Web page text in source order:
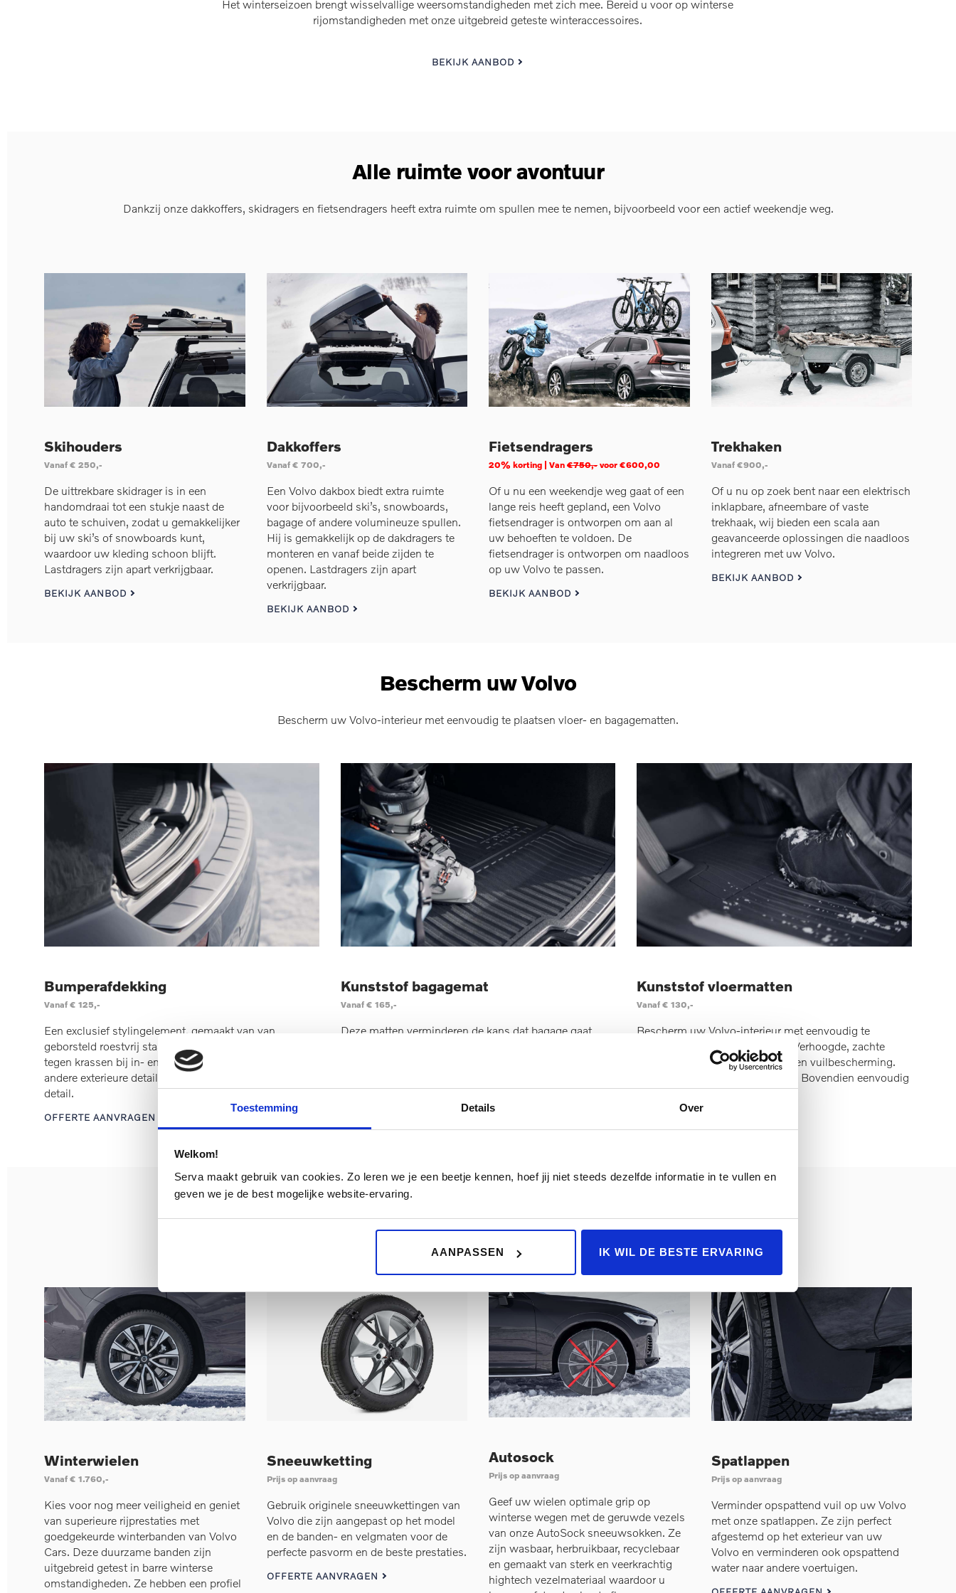
Toestemming Details Over
Welkom!
Serva maakt gebruik van cookies. Zo leren we je een beetje kennen, hoef jij niet steeds dezelfde informatie in te vullen en
geven we je de best mogelijke website-ervaring.
AANPASSEN IK WIL DE BESTE ERVARING
Het winterseizoen brengt wisselvallige weersomstandigheden met zich mee. Bereid u voor op winterse
rijomstandigheden met onze uitgebreid geteste winteraccessoires.
BEKIJK AANBOD
Alle ruimte voor avontuur
Dankzij onze dakkoffers, skidragers en fietsendragers heeft extra ruimte om spullen mee te nemen, bijvoorbeeld voor een actief weekendje weg.
Skihouders
Vanaf € 250,-
De uittrekbare skidrager is in een
handomdraai tot een stukje naast de
auto te schuiven, zodat u gemakkelijker
bij uw ski’s of snowboards kunt,
waardoor uw kleding schoon blijft.
Lastdragers zijn apart verkrijgbaar.
BEKIJK AANBOD
Dakkoffers
Vanaf € 700,-
Een Volvo dakbox biedt extra ruimte
voor bijvoorbeeld ski’s, snowboards,
bagage of andere volumineuze spullen.
Hij is gemakkelijk op de dakdragers te
monteren en vanaf beide zijden te
openen. Lastdragers zijn apart
verkrijgbaar.
BEKIJK AANBOD
Fietsendragers
20% korting | Van €750,- voor €600,00
Of u nu een weekendje weg gaat of een
lange reis heeft gepland, een Volvo
fietsendrager is ontworpen om aan al
uw behoeften te voldoen. De
fietsendrager is ontworpen om naadloos
op uw Volvo te passen.
BEKIJK AANBOD
Trekhaken
Vanaf €900,-
Of u nu op zoek bent naar een elektrisch
inklapbare, afneembare of vaste
trekhaak, wij bieden een scala aan
geavanceerde oplossingen die naadloos
integreren met uw Volvo.
BEKIJK AANBOD
Bescherm uw Volvo
Bescherm uw Volvo-interieur met eenvoudig te plaatsen vloer- en bagagematten.
Bumperafdekking
Vanaf € 125,-
Een exclusief stylingelement, gemaakt van van
geborsteld roestvrij staal. Het beschermt de bumper
tegen krassen bij in- en uitladen. Combineer het met
andere exterieure details of pas het toe als afzonderlijk
detail.
OFFERTE AANVRAGEN
Kunststof bagagemat
Vanaf € 165,-
Deze matten verminderen de kans dat bagage gaat
antislipoppervlak is elke kofferbakmat perfect
OFFERTE AANVRAGEN
Kunststof vloermatten
Vanaf € 130,-
Bescherm uw Volvo-interieur met eenvoudig te
plaatsen Charcoal vloermatten. Verhoogde, zachte
randen bieden maximale vocht- en vuilbescherming.
Zo blijft het het interieur schoon. Bovendien eenvoudig
uitneembaar om te reinigen.
Veilig de weg op
Winterwielen
Vanaf € 1.760,-
Kies voor nog meer veiligheid en geniet
van superieure rijprestaties met
goedgekeurde winterbanden van Volvo
Cars. Deze duurzame banden zijn
uitgebreid getest in barre winterse
omstandigheden. Ze hebben een profiel
Sneeuwketting
Prijs op aanvraag
Gebruik originele sneeuwkettingen van
Volvo die zijn aangepast op het model
en de banden- en velgmaten voor de
perfecte pasvorm en de beste prestaties.
OFFERTE AANVRAGEN
Autosock
Prijs op aanvraag
Geef uw wielen optimale grip op
winterse wegen met de geruwde vezels
van onze AutoSock sneeuwsokken. Ze
zijn wasbaar, herbruikbaar, recyclebaar
en gemaakt van sterk en veerkrachtig
hightech vezelmateriaal waardoor u
Spatlappen
Prijs op aanvraag
Verminder opspattend vuil op uw Volvo
met onze spatlappen. Ze zijn perfect
afgestemd op het exterieur van uw
Volvo en verminderen ook opspattend
water naar andere voertuigen.